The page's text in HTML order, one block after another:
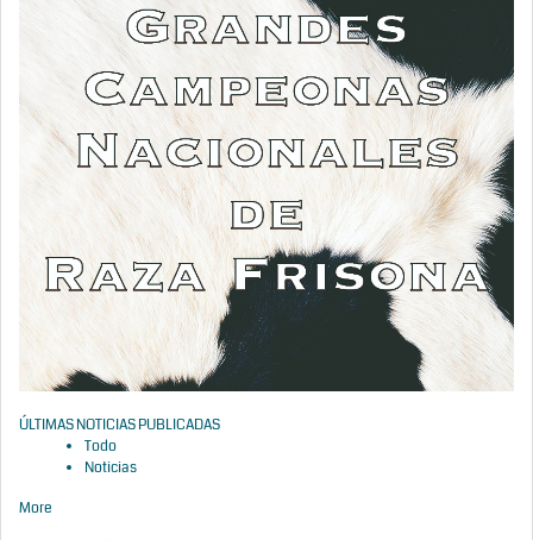
ÚLTIMAS NOTICIAS PUBLICADAS
Todo
Noticias
More